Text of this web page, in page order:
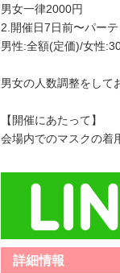
男女一律2000円
2.開催日7日前〜パー
男性:全額(定価)/女性
男女の人数調整をして
【開催にあたって】
会場内でのマスクの着
詳細情報